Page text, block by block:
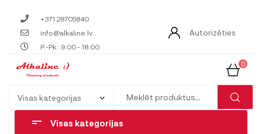
+371 28705840
info@alkaline.lv
P.-Pk.: 9:00 - 18:00
Autorizēties
0
Visas kategorijas